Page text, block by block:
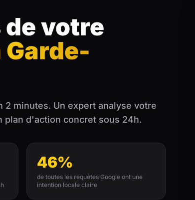
votre
Garde-
2 minutes. Un expert analyse votre
plan d'action concret sous 24h.
46%
de toutes les requêtes Google ont une
intention locale claire